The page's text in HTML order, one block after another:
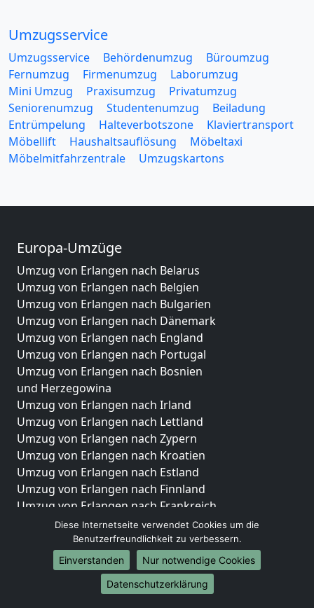
Umzugsservice
Umzugsservice Behördenumzug
Büroumzug
Fernumzug
Firmenumzug
Laborumzug
Mini Umzug
Praxisumzug
Privatumzug
Seniorenumzug
Studentenumzug
Beiladung
Entrümpelung
Halteverbotszone
Klaviertransport
Möbellift
Haushaltsauflösung
Möbeltaxi
Möbelmitfahrzentrale
Umzugskartons
Europa-Umzüge
Umzug von Erlangen nach Belarus
Umzug von Erlangen nach Belgien
Umzug von Erlangen nach Bulgarien
Umzug von Erlangen nach Dänemark
Umzug von Erlangen nach England
Umzug von Erlangen nach Portugal
Umzug von Erlangen nach Bosnien
und Herzegowina
Umzug von Erlangen nach Irland
Umzug von Erlangen nach Lettland
Umzug von Erlangen nach Zypern
Umzug von Erlangen nach Kroatien
Umzug von Erlangen nach Estland
Umzug von Erlangen nach Finnland
Umzug von Erlangen nach Frankreich
Umzug von Erlangen nach Griechenland
Umzug von Erlangen nach Italien
Umzug von Erlangen nach Liechtenstein
Umzug von Erlangen nach Luxemburg
Umzug von Erlangen nach Niederlande
Diese Internetseite verwendet Cookies um die
Benutzerfreundlichkeit zu verbessern.
Einverstanden
Nur notwendige Cookies
Datenschutzerklärung